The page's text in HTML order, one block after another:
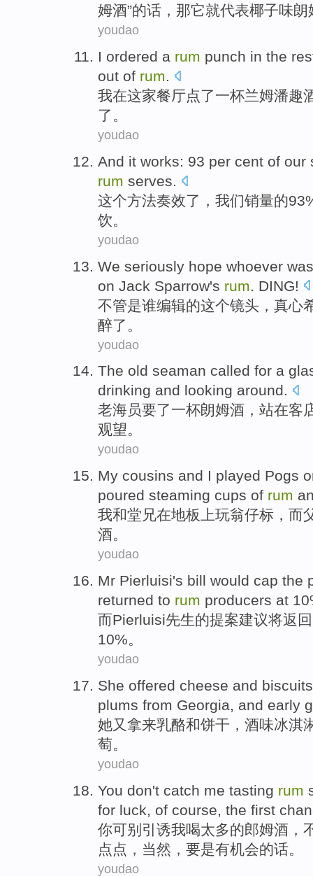
姆酒”的话， 那它就代表椰子味朗
youdao
I ordered a rum punch in the
out of rum.
我在这家餐厅点了一杯兰姆潘趣
了 。
youdao
And it works: 93 per cent of our
rum serves.
这个方法奏效了， 我们销量的
饮。
youdao
We seriously hope whoever was
on Jack Sparrow's rum . DING!
不管是谁编辑的这个镜头 ， 真心
醉了。
youdao
The old seaman called for a
drinking and looking around.
老海员要了一杯朗姆酒 ， 站在客
观望。
youdao
My cousins and I played Pogs
poured steaming cups of rum
我和堂兄在地板上玩翁仔标， 而
酒。
youdao
Mr Pierluisi's bill would cap the
returned to rum producers at
而Pierluisi先生的提案建议将返回
10%。
youdao
She offered cheese and biscuits
plums from Georgia, and early
她又拿来乳酪和饼干 ， 酒味冰淇
萄。
youdao
You don't catch me tasting rum
for luck of course , the first
你可别引诱我喝太多的郎姆酒，
点点， 当然 ，要是有机会的话。
youdao